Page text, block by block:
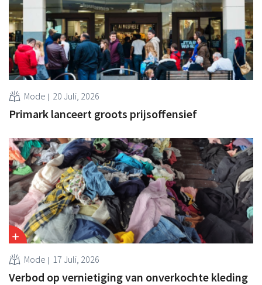
Mode 20 Juli, 2026
Primark lanceert groots prijsoffensief
Mode 17 Juli, 2026
Verbod op vernietiging van onverkochte kleding